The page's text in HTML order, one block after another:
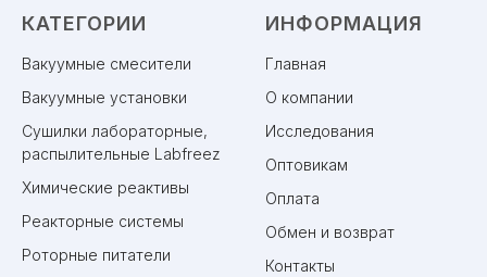
КАТЕГОРИИ
Вакуумные смесители
Вакуумные установки
Сушилки лабораторные,
распылительные Labfreez
Химические реактивы
Реакторные системы
Роторные питатели
ИНФОРМАЦИЯ
Главная
О компании
Исследования
Оптовикам
Оплата
Обмен и возврат
Контакты